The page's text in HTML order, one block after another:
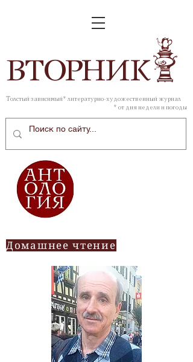
ВТОРНИК
Толстый зависимый* литературно-художественный журнал
* от дня недели и погоды
Домашнее чтение